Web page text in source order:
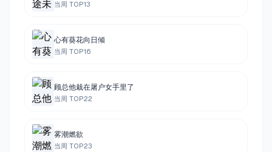
当周 TOP13
心有葵花向日倾
当周 TOP16
顾总他栽在屠户女手里了
当周 TOP22
雾潮燃欲
当周 TOP23